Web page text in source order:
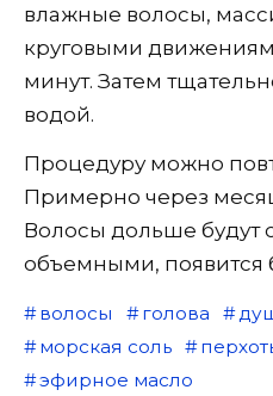
влажные волосы,
круговыми
минут. Затем
водой.
Процедуру можно
Примерно через
Волосы дольше будут
объемными, появится
волосы голова
морская соль
эфирное масло